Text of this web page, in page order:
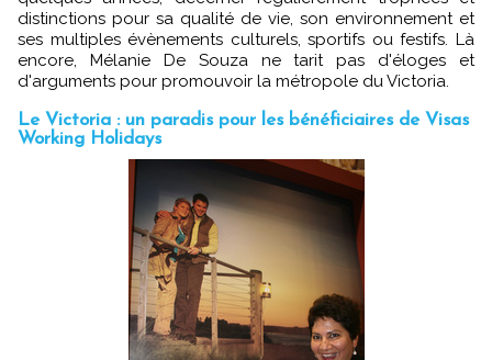
distinctions pour sa qualité de vie, son environnement et
ses multiples évènements culturels, sportifs ou festifs. Là
encore, Mélanie De Souza ne tarit pas d'éloges et
d'arguments pour promouvoir la métropole du Victoria.
Le Victoria : un paradis pour les bénéficiaires de Visas
Working Holidays